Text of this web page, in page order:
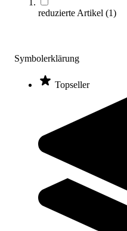
reduzierte Artikel (1)
Symbolerklärung
Topseller
1.364,00 €
Zum Produkt
Sofort lieferbar
BH Fitness® Indoor Bike